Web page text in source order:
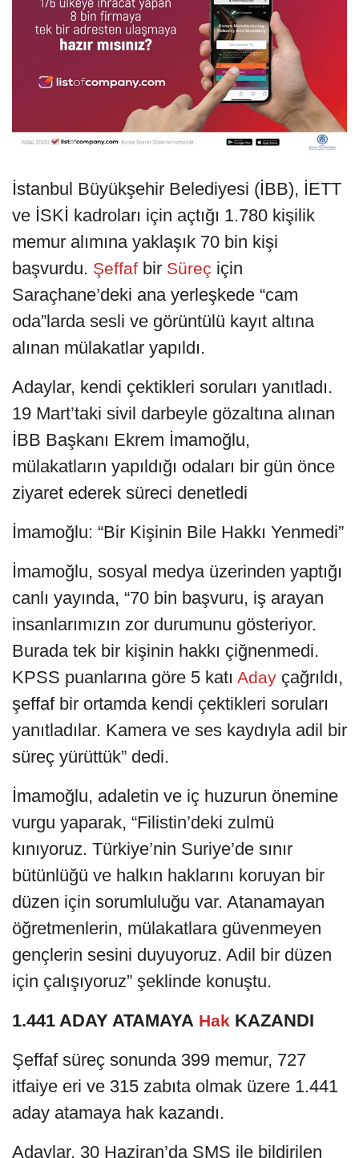
İstanbul Büyükşehir Belediyesi (İBB), İETT
ve İSKİ kadroları için açtığı 1.780 kişilik
memur alımına yaklaşık 70 bin kişi
başvurdu. Şeffaf bir Süreç için
Saraçhane’deki ana yerleşkede “cam
oda”larda sesli ve görüntülü kayıt altına
alınan mülakatlar yapıldı.
Adaylar, kendi çektikleri soruları yanıtladı.
19 Mart’taki sivil darbeyle gözaltına alınan
İBB Başkanı Ekrem İmamoğlu,
mülakatların yapıldığı odaları bir gün önce
ziyaret ederek süreci denetledi
İmamoğlu: “Bir Kişinin Bile Hakkı Yenmedi”
İmamoğlu, sosyal medya üzerinden yaptığı
canlı yayında, “70 bin başvuru, iş arayan
insanlarımızın zor durumunu gösteriyor.
Burada tek bir kişinin hakkı çiğnenmedi.
KPSS puanlarına göre 5 katı Aday çağrıldı,
şeffaf bir ortamda kendi çektikleri soruları
yanıtladılar. Kamera ve ses kaydıyla adil bir
süreç yürüttük” dedi.
İmamoğlu, adaletin ve iç huzurun önemine
vurgu yaparak, “Filistin’deki zulmü
kınıyoruz. Türkiye’nin Suriye’de sınır
bütünlüğü ve halkın haklarını koruyan bir
düzen için sorumluluğu var. Atanamayan
öğretmenlerin, mülakatlara güvenmeyen
gençlerin sesini duyuyoruz. Adil bir düzen
için çalışıyoruz” şeklinde konuştu.
1.441 ADAY ATAMAYA Hak KAZANDI
Şeffaf süreç sonunda 399 memur, 727
itfaiye eri ve 315 zabıta olmak üzere 1.441
aday atamaya hak kazandı.
Adaylar, 30 Haziran’da SMS ile bildirilen